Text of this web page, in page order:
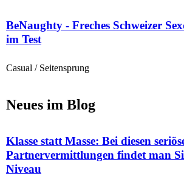
BeNaughty - Freches Schweizer
im Test
Casual / Seitensprung
Neues im Blog
Klasse statt Masse: Bei diesen
Partnervermittlungen findet man
Niveau